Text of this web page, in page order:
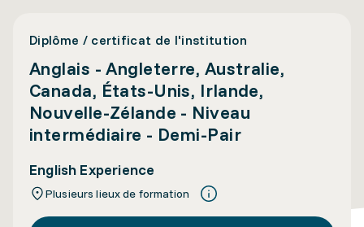
Diplôme / certificat de l'institution
Anglais - Angleterre, Australie,
Canada, États-Unis, Irlande,
Nouvelle-Zélande - Niveau
intermédiaire - Demi-Pair
English Experience
Plusieurs lieux de formation